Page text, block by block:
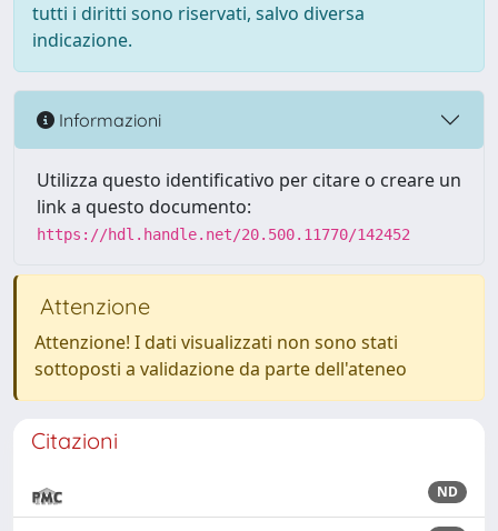
tutti i diritti sono riservati, salvo diversa
indicazione.
Informazioni
Utilizza questo identificativo per citare o creare un
link a questo documento:
https://hdl.handle.net/20.500.11770/142452
Attenzione
Attenzione! I dati visualizzati non sono stati
sottoposti a validazione da parte dell'ateneo
Citazioni
ND